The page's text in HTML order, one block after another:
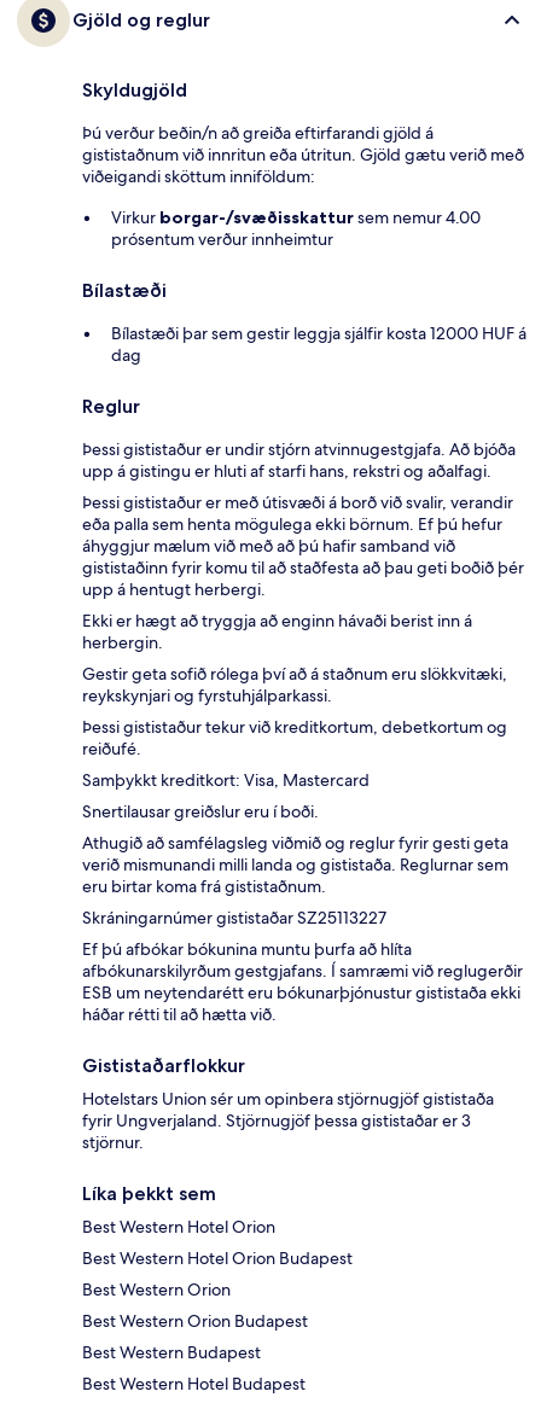
Gjöld og reglur
Skyldugjöld
Þú verður beðin/n að greiða eftirfarandi gjöld á
gististaðnum við innritun eða útritun. Gjöld gætu verið með
viðeigandi sköttum inniföldum:
Virkur borgar-/svæðisskattursem nemur 4.00
prósentum verður innheimtur
Bílastæði
Bílastæði þar sem gestir leggja sjálfir kosta 12000 HUF á
dag
Reglur
Þessi gististaður er undir stjórn atvinnugestgjafa. Að bjóða
upp á gistingu er hluti af starfi hans, rekstri og aðalfagi.
Þessi gististaður er með útisvæði á borð við svalir, verandir
eða palla sem henta mögulega ekki börnum. Ef þú hefur
áhyggjur mælum við með að þú hafir samband við
gististaðinn fyrir komu til að staðfesta að þau geti boðið þér
upp á hentugt herbergi.
Ekki er hægt að tryggja að enginn hávaði berist inn á
herbergin.
Gestir geta sofið rólega því að á staðnum eru slökkvitæki,
reykskynjari og fyrstuhjálparkassi.
Þessi gististaður tekur við kreditkortum, debetkortum og
reiðufé.
Samþykkt kreditkort: Visa, Mastercard
Snertilausar greiðslur eru í boði.
Athugið að samfélagsleg viðmið og reglur fyrir gesti geta
verið mismunandi milli landa og gististaða. Reglurnar sem
eru birtar koma frá gististaðnum.
Skráningarnúmer gististaðar SZ25113227
Ef þú afbókar bókunina muntu þurfa að hlíta
afbókunarskilyrðum gestgjafans. Í samræmi við reglugerðir
ESB um neytendarétt eru bókunarþjónustur gististaða ekki
háðar rétti til að hætta við.
Gististaðarflokkur
Hotelstars Union sér um opinbera stjörnugjöf gististaða
fyrir Ungverjaland. Stjörnugjöf þessa gististaðar er 3
stjörnur.
Líka þekkt sem
Best Western Hotel Orion
Best Western Hotel Orion Budapest
Best Western Orion
Best Western Orion Budapest
Best Western Budapest
Best Western Hotel Budapest